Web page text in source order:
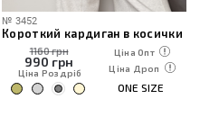
№ 3452
Короткий кардиган в косички
1160 грн
990 грн
Ціна Роздріб
Ціна Опт
Ціна Дроп
ONE SIZE